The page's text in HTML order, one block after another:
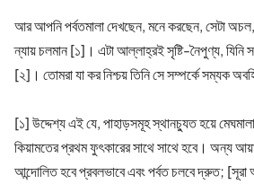
আর আপনি পর্বতমালা দেখছেন, মনে করছেন, সেটা
ন্যায় চলমান [১]। এটা আল্লাহ্‌রই সৃষ্টি-নৈপুণ্য,
[২]। তোমরা যা কর নিশ্চয় তিনি সে সম্পর্কে সম্যক
[১] উদ্দেশ্য এই যে, পাহাড়সমূহ স্থানচ্যুত হয়ে
কিয়ামতের প্রথম ফুৎকারের সাথে সাথে হবে। অন্য
আন্দোলিত হবে প্রবলভাবে এবং পর্বত চলবে দ্রুত;